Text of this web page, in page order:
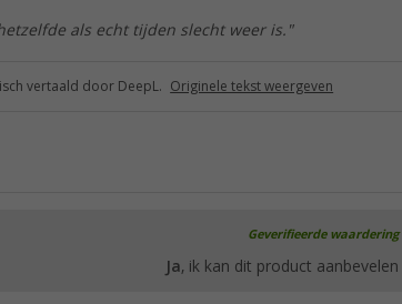
als echt tijden slecht weer is."
vertaald door DeepL. Originele tekst weergeven
Geverifieerde waardering
Ja, ik kan dit product aanbevelen